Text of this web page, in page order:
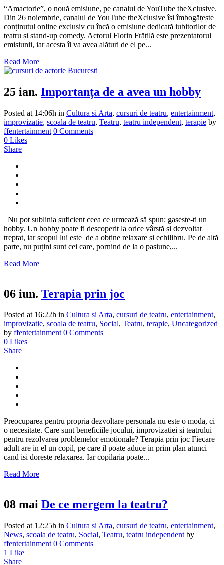
“Amactorie”, o nouă emisiune, pe canalul de YouTube theXclusive.
Din 26 noiembrie, canalul de YouTube theXclusive își îmbogățește
conținutul online exclusiv cu încă o emisiune dedicată iubitorilor de
teatru și stand-up comedy. Actorul Florin Frățilă este prezentatorul
emisiunii, iar acesta îi va avea alături de el pe...
Read More
25 ian. Importanța de a avea un hobby
Posted at 14:06h in Cultura si Arta, cursuri de teatru, entertainment,
improvizatie, scoala de teatru, Teatru, teatru independent, terapie by
ffentertainment 0 Comments
0 Likes
Share
Nu pot sublinia suficient ceea ce urmează să spun: gaseste-ti un
hobby. Un hobby poate fi descoperit la orice vârstă și dezvoltat
treptat, iar scopul lui este de a obține relaxare și echilibru. Pe de altă
parte, nu puțini sunt cei care, pornind de la o pasiune,...
Read More
06 iun. Terapia prin joc
Posted at 16:22h in Cultura si Arta, cursuri de teatru, entertainment,
improvizatie, scoala de teatru, Social, Teatru, terapie, Uncategorized
by ffentertainment 0 Comments
0 Likes
Share
Preocuparea pentru propria dezvoltare personala nu este o moda, ci
o necesitate. Care sunt beneficiile jocului, improvizatiei si teatrului
pentru rezolvarea problemelor emotionale? Terapia prin joc Fiecare
adult are in el un copil, pe care il poate aduce in prim plan atunci
cand isi doreste relaxarea. Iar copilaria poate...
Read More
08 mai De ce mergem la teatru?
Posted at 12:25h in Cultura si Arta, cursuri de teatru, entertainment,
News, scoala de teatru, Social, Teatru, teatru independent by
ffentertainment 0 Comments
1 Like
Share